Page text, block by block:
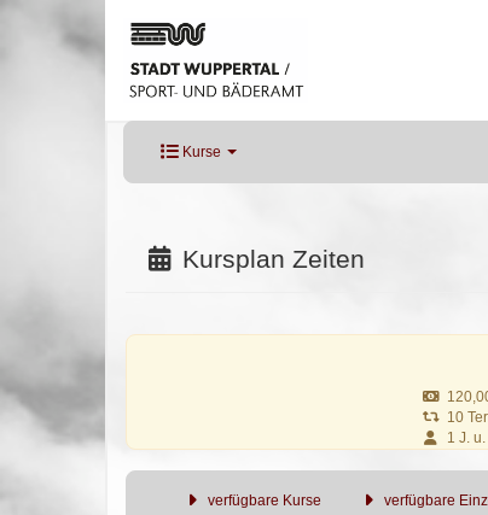
Kurse
Kursplan Zeiten
10
1 J.
verfügbare Kurse verfügbare